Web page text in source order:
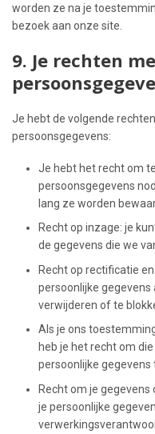
worden ze na je
bezoek aan onze site.
9. Je rechten
Je hebt de volgende
persoonsgegevens:
Je hebt het recht om
persoonsgegevens
lang ze worden
Recht op inzage: je
de gegevens die we
Recht op rectificatie
persoonlijke gegevens
verwijderen of te
Als je ons
heb je het recht om
persoonlijke gegevens
Recht om je gegevens
je persoonlijke